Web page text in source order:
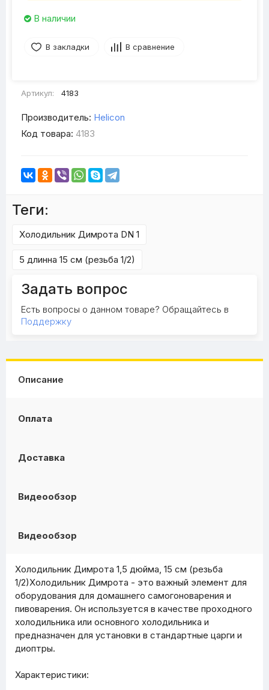
В наличии
В закладки В сравнение
Артикул: 4183
Производитель: Helicon
Код товара: 4183
Теги:
Холодильник Димрота DN 1
5 длинна 15 см (резьба 1/2)
Задать вопрос
Есть вопросы о данном товаре? Обращайтесь в
Поддержку
Описание
Оплата
Доставка
Видеообзор
Видеообзор
Холодильник Димрота 1,5 дюйма, 15 см (резьба
1/2)Холодильник Димрота - это важный элемент для
оборудования для домашнего самогоноварения и
пивоварения. Он используется в качестве проходного
холодильника или основного холодильника и
предназначен для установки в стандартные царги и
диоптры.
Характеристики: